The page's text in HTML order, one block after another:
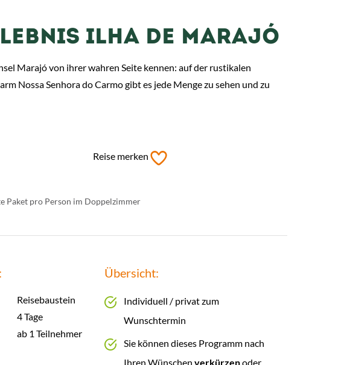
ILHA DE MARAJÓ
Marajó von ihrer wahren Seite kennen: auf der rustikalen
Nossa Senhora do Carmo gibt es jede Menge zu sehen und zu
Reise merken
Paket pro Person im Doppelzimmer
Reisebaustein
4 Tage
ab 1 Teilnehmer
Übersicht:
Individuell / privat zum
Wunschtermin
Sie können dieses Programm nach
Ihren Wünschen verkürzenoder